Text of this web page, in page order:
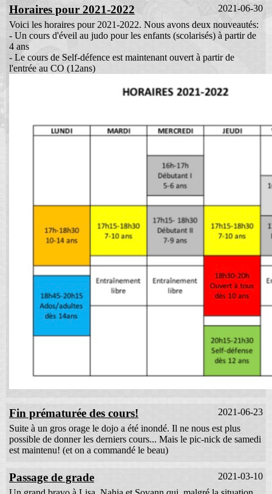
Connexion
Horaires pour 2021-2022
2021-06-30
Voici les horaires pour 2021-2022. Nous avons deux nouveautés:
- Un cours d'éveil au judo pour les enfants (scolarisés) à partir de
4 ans
- Le cours de Self-défence est maintenant ouvert à partir de
l'entrée au CO (12ans)
Fin prématurée des cours!
2021-06-23
Suite à un gros orage le dojo a été inondé. Il ne nous est plus
possible de donner les derniers cours... Mais le pic-nick de samedi
est maintenu! (et on a commandé le beau)
Passage de grade
2021-03-10